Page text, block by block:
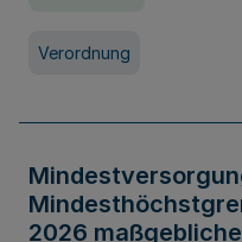
Verordnung
2026